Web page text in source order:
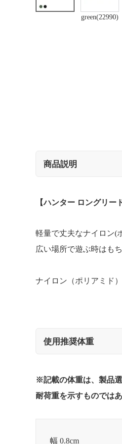
green(22990)
商品説明
【ハンター ロングリー
軽量で丈夫なナイロン(
広い場所で遊ぶ時はも
ナイロン（ポリアミド
使用推奨体重
※記載の体重は、製品
耐荷重を示すものでは
幅 0.8cm